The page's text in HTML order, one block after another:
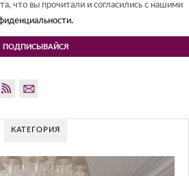
что вы прочитали и согласились с нашими
КАТЕГОРИЯ